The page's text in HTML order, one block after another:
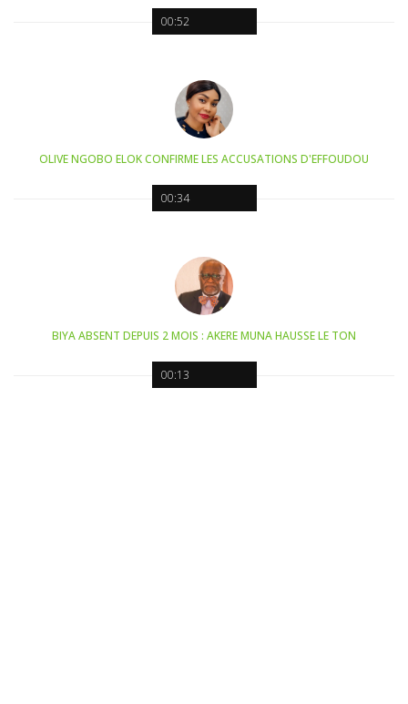
00:52
00:34
OLIVE NGOBO ELOK CONFIRME LES ACCUSATIONS D'EFFOUDOU
00:13
BIYA ABSENT DEPUIS 2 MOIS : AKERE MUNA HAUSSE LE TON